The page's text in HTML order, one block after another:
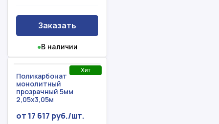
Заказать
●В наличии
Хит
Поликарбонат
монолитный
прозрачный 5мм
2,05x3,05м
от 17 617 руб./шт.